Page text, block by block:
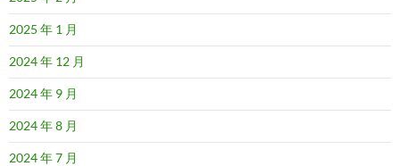
2025 年 1 月
2024 年 12 月
2024 年 9 月
2024 年 8 月
2024 年 7 月